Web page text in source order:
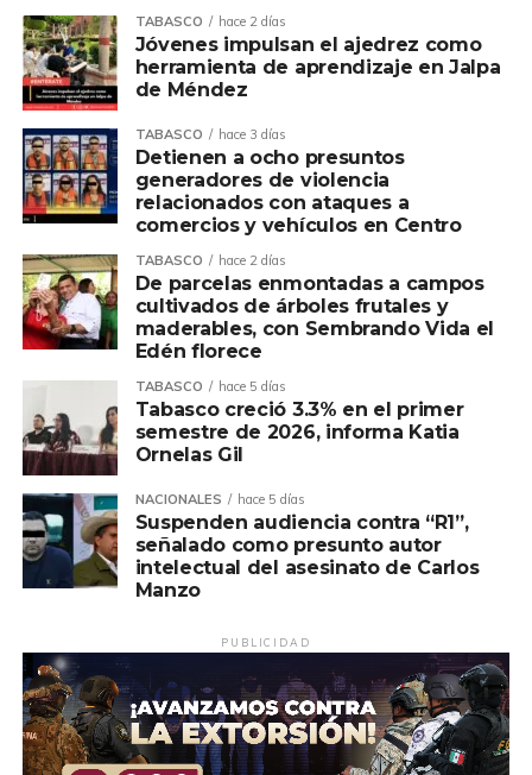
TABASCO hace 2 días
Jóvenes impulsan el ajedrez como
herramienta de aprendizaje en Jalpa
de Méndez
TABASCO hace 3 días
Detienen a ocho presuntos
generadores de violencia
relacionados con ataques a
comercios y vehículos en Centro
TABASCO hace 2 días
De parcelas enmontadas a campos
cultivados de árboles frutales y
maderables, con Sembrando Vida el
Edén florece
TABASCO hace 5 días
Tabasco creció 3.3% en el primer
semestre de 2026, informa Katia
Ornelas Gil
NACIONALES hace 5 días
Suspenden audiencia contra “R1”,
señalado como presunto autor
intelectual del asesinato de Carlos
Manzo
PUBLICIDAD